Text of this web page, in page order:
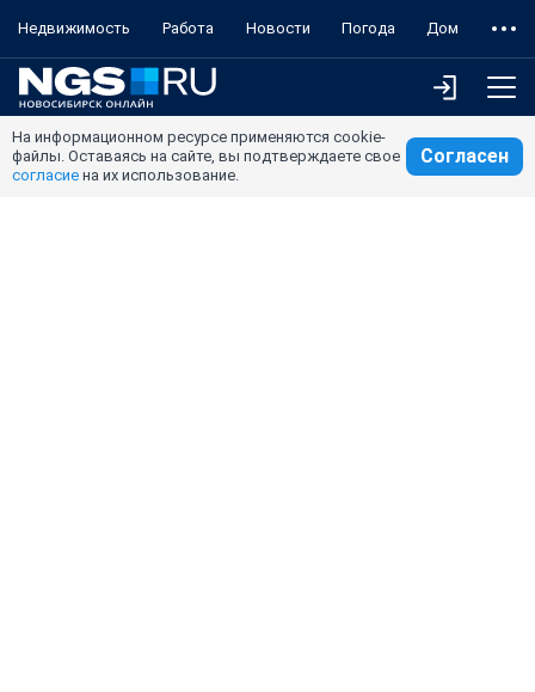
Недвижимость Работа Новости Погода Дом
На информационном ресурсе применяются cookie-
файлы. Оставаясь на сайте, вы подтверждаете свое
согласие на их использование.
Согласен